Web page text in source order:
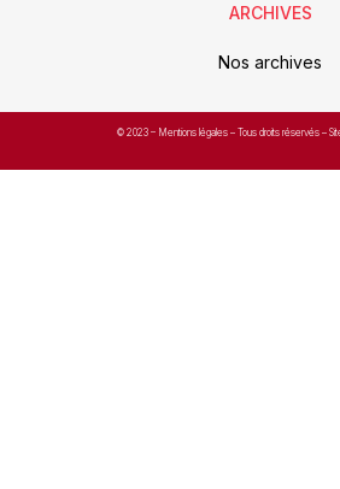
ARCHIVES
Nos archives
© 2023 – Mentions légales – Tous droits réservés –